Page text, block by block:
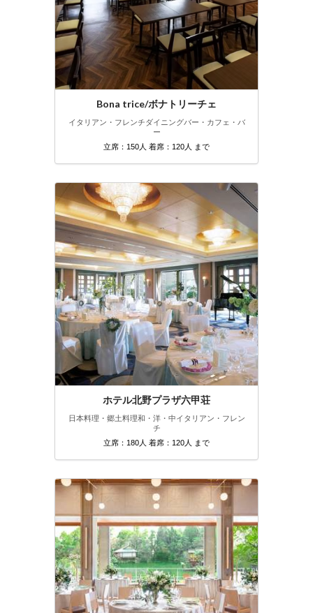
Bona trice/ボナトリーチェ
イタリアン・フレンチダイニングバー・カフェ・バ
ー
立席：150人 着席：120人 まで
ホテル北野プラザ六甲荘
日本料理・郷土料理和・洋・中イタリアン・フレン
チ
立席：180人 着席：120人 まで